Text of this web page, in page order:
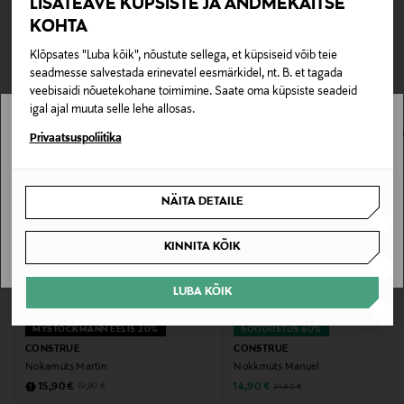
LISATEAVE KÜPSISTE JA ANDMEKAITSE
KOHTA
Klõpsates "Luba kõik", nõustute sellega, et küpsiseid võib teie
seadmesse salvestada erinevatel eesmärkidel, nt. B. et tagada
veebisaidi nõuetekohane toimimine. Saate oma küpsiste seadeid
igal ajal muuta selle lehe allosas.
Privaatsuspoliitika
NÄITA DETAILE
KINNITA KÕIK
LUBA KÕIK
Tootenumber
169658463
Materjal
HIINA
Valmistaja tootenumber
0,00 €
0,00 € – 4,90 €
TEISED KLIENDID
VAATASID KA
MYSTOCKMANN EELIS 20%
CONSTRUE
Nokamüts Martin
Discounted Price
15,90 € Original Price
19,90 €
SOODUSTUS 40%
CONSTRUE
Nokkmüts Manuel
Discounted Price
14,90 € Original Price
24,90 €
Stockmann pole Sinu riigis saadaval.
SAAN ARU